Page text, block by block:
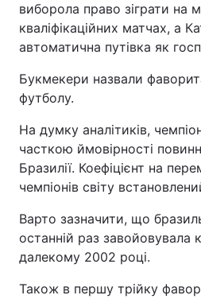
виборола право зіграти на
кваліфікаційних матчах, а
автоматична путівка як
Букмекери назвали
футболу.
На думку аналітиків,
часткою ймовірності
Бразилії. Коефіцієнт на
чемпіонів світу
Варто зазначити, що
останній раз завойовувала
далекому 2002 році.
Також в першу трійку